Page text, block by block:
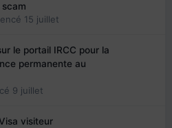
15 juillet
le portail IRCC pour la
permanente au
9 juillet
visiteur